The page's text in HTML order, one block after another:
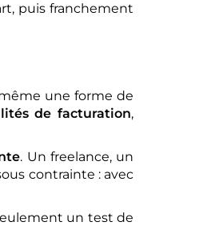
puis franchement
une forme de
de facturation,
. Un freelance, un
contrainte : avec
un test de